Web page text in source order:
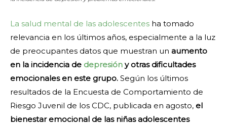
La salud mental de las adolescentes ha tomado
relevancia en los últimos años, especialmente a la luz
de preocupantes datos que muestran un aumento
en la incidencia de depresión y otras dificultades
emocionales en este grupo. Según los últimos
resultados de la Encuesta de Comportamiento de
Riesgo Juvenil de los CDC, publicada en agosto, el
bienestar emocional de las niñas adolescentes